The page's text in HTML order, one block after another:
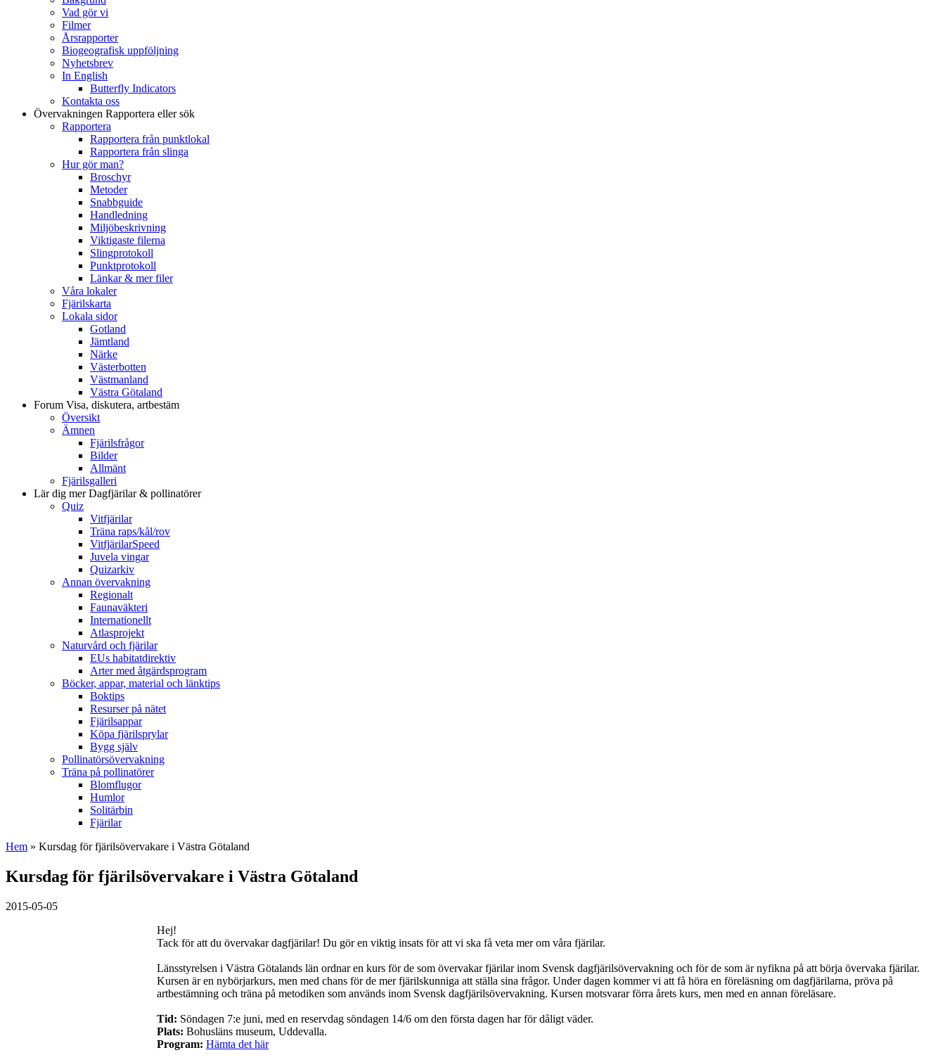
Vad gör vi
Filmer
Årsrapporter
Biogeografisk uppföljning
Nyhetsbrev
In English
Butterfly Indicators
Kontakta oss
Övervakningen Rapportera eller sök
Rapportera
Rapportera från punktlokal
Rapportera från slinga
Hur gör man?
Broschyr
Metoder
Snabbguide
Handledning
Miljöbeskrivning
Viktigaste filerna
Slingprotokoll
Punktprotokoll
Länkar & mer filer
Våra lokaler
Fjärilskarta
Lokala sidor
Gotland
Jämtland
Närke
Västerbotten
Västmanland
Västra Götaland
Forum Visa, diskutera, artbestäm
Översikt
Ämnen
Fjärilsfrågor
Bilder
Allmänt
Fjärilsgalleri
Lär dig merDagfjärilar & pollinatörer
Quiz
Vitfjärilar
Träna raps/kål/rov
VitfjärilarSpeed
Juvela vingar
Quizarkiv
Annan övervakning
Regionalt
Faunaväkteri
Internationellt
Atlasprojekt
Naturvård och fjärilar
EUs habitatdirektiv
Arter med åtgärdsprogram
Böcker, appar, material och länktips
Boktips
Resurser på nätet
Fjärilsappar
Köpa fjärilsprylar
Bygg själv
Pollinatörsövervakning
Träna på pollinatörer
Blomflugor
Humlor
Solitärbin
Fjärilar
Hem » Kursdag för fjärilsövervakare i Västra Götaland
Kursdag för fjärilsövervakare i Västra Götaland
2015-05-05
Hej!
Tack för att du övervakar dagfjärilar! Du gör en viktig insats för att vi ska få veta mer om våra fjärilar.
Länsstyrelsen i Västra Götalands län ordnar en kurs för de som övervakar fjärilar inom Svensk dagfjärilsövervakning och för de som är nyfikna på att börja övervaka fjärilar.
Kursen är en nybörjarkurs, men med chans för de mer fjärilskunniga att ställa sina frågor. Under dagen kommer vi att få höra en föreläsning om dagfjärilarna, pröva på
artbestämning och träna på metodiken som används inom Svensk dagfjärilsövervakning. Kursen motsvarar förra årets kurs, men med en annan föreläsare.
Tid: Söndagen 7:e juni, med en reservdag söndagen 14/6 om den första dagen har för dåligt väder.
Plats: Bohusläns museum, Uddevalla.
Program: Hämta det här